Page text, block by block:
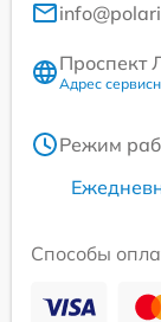
Проспект
Адрес
Режим
Способы